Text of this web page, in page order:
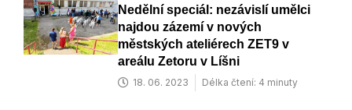
Nedělní speciál: nezávislí umělci
najdou zázemí v nových
městských ateliérech ZET9 v
areálu Zetoru v Líšni
18. 06. 2023 Délka čtení: 4 minuty